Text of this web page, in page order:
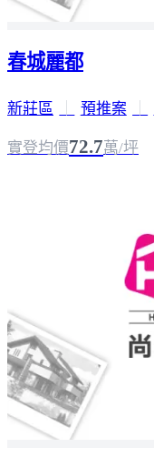
春城麗都
新莊區 預推案
實登均價72.7萬/坪